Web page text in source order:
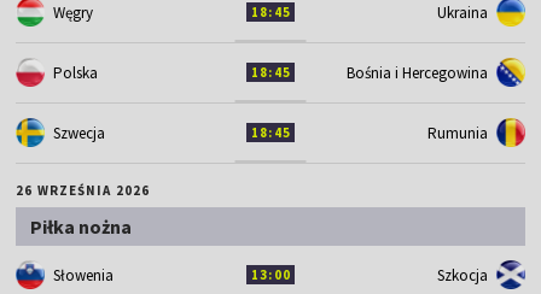
Węgry 18:45 Ukraina
Polska 18:45 Bośnia i Hercegowina
Szwecja 18:45 Rumunia
26 WRZEŚNIA 2026
Piłka nożna
Słowenia 13:00 Szkocja